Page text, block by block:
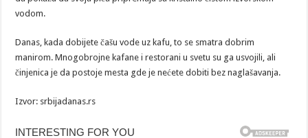
vodom.
Danas, kada dobijete čašu vode uz kafu, to se smatra dobrim
manirom. Mnogobrojne kafane i restorani u svetu su ga usvojili, ali
činjenica je da postoje mesta gde je nećete dobiti bez naglašavanja.
Izvor: srbijadanas.rs